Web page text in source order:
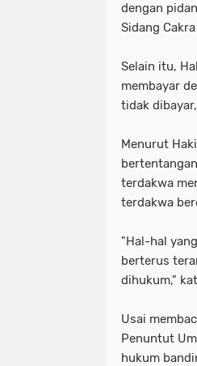
dengan
Sidang
Selain itu,
membayar
tidak
Menurut
terdakwa
terdakwa
"Hal-hal
berterus
dihukum,"
Usai
Penuntut
hukum